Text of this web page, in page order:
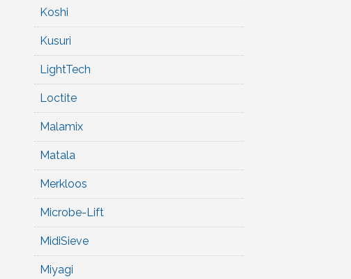
Koshi
Kusuri
LightTech
Loctite
Malamix
Matala
Merkloos
Microbe-Lift
MidiSieve
Miyagi